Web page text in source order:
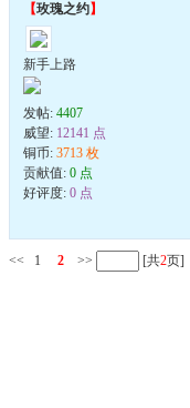
【玫瑰之约】
新手上路
发帖: 4407
威望: 12141 点
铜币: 3713 枚
贡献值: 0 点
好评度: 0 点
<< 1 2 >> [共2页]